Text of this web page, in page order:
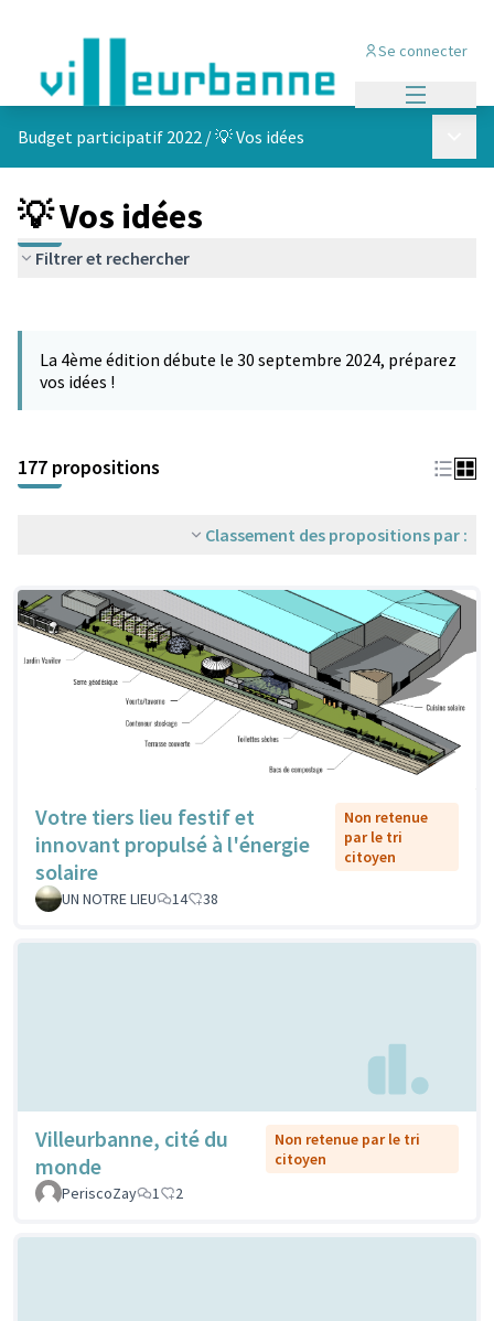
Se connecter
Budget participatif 2022 /💡 Vos idées
💡 Vos idées
Filtrer et rechercher
−
La 4ème édition débute le 30 septembre 2024, préparez
vos idées !
177 propositions
Classement des propositions par :
Votre tiers lieu festif et
innovant propulsé à l'énergie
solaire
Non retenue
par le tri
citoyen
UN NOTRE LIEU 14 38
Villeurbanne, cité du
monde
Non retenue par le tri
citoyen
PeriscoZay
1 2